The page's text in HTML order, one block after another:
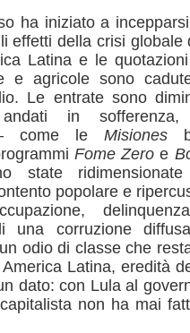
ha iniziato a
effetti della crisi globale
Latina e le
e agricole sono
Le entrate sono
in
– come le Misiones
Fome Zero e
state
popolare e
una corruzione
odio di classe che
Latina, eredità
dato: con Lula al
capitalista non ha mai